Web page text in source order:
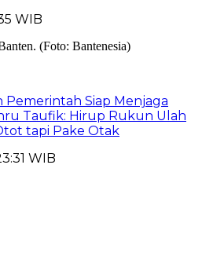
WIB
Siap Menjaga
Taufik: Hirup Rukun Ulah
tapi Pake Otak
WIB